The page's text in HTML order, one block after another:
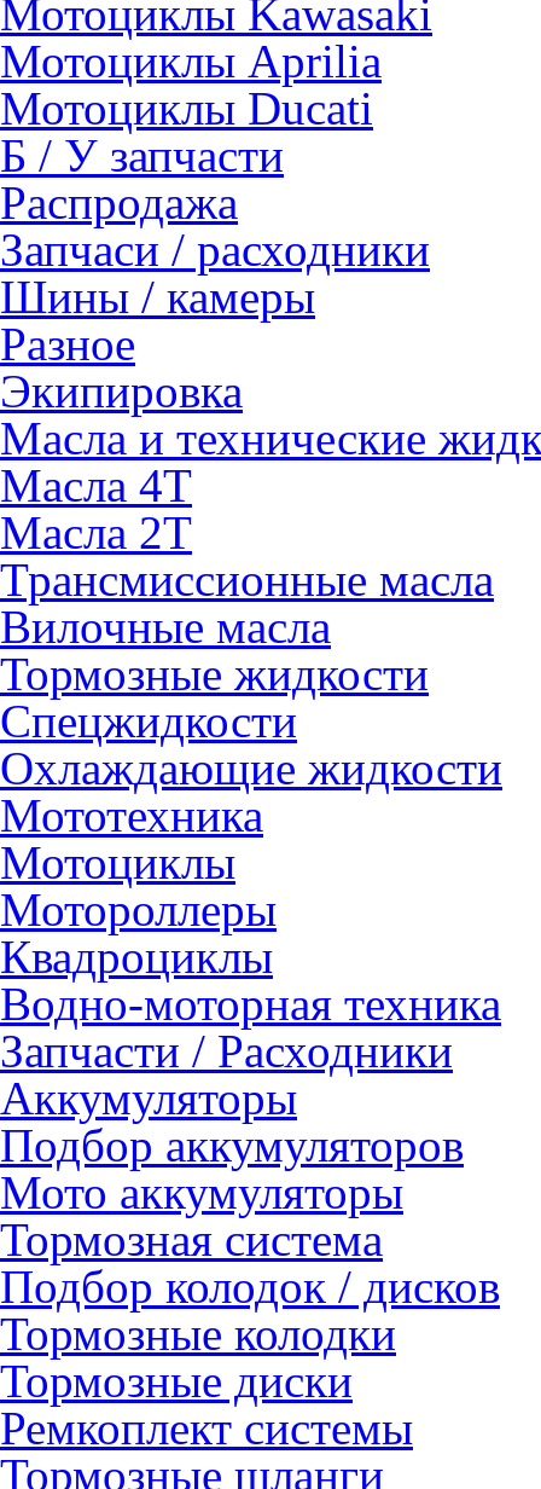
Мотоциклы Kawasaki
Мотоциклы Aprilia
Мотоциклы Ducati
Б / У запчасти
Распродажа
Запчаси / расходники
Шины / камеры
Разное
Экипировка
Масла и технические
Масла 4Т
Масла 2Т
Трансмиссионные масла
Вилочные масла
Тормозные жидкости
Спецжидкости
Охлаждающие жидкости
Мототехника
Мотоциклы
Мотороллеры
Квадроциклы
Водно-моторная техника
Запчасти / Расходники
Аккумуляторы
Подбор аккумуляторов
Мото аккумуляторы
Тормозная система
Подбор колодок / дисков
Тормозные колодки
Тормозные диски
Ремкоплект системы
Тормозные шланги